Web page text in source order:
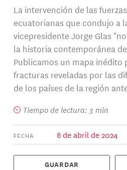
La intervención de las
ecuatorianas que condujo a
vicepresidente Jorge Glas
la historia contemporánea
Publicamos un mapa inédito
fracturas reveladas por las
de los países de la región
Tiempo de lectura: 3 min
FECHA 8 de abril de 2024
GUARDAR